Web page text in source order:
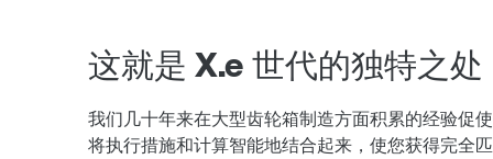
这就是 X.e 世代的独特之处
我们几十年来在大型齿轮箱制造方面积累的经验促
将执行措施和计算智能地结合起来，使您获得完全